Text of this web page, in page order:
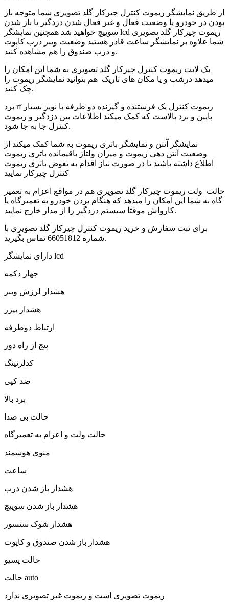
از طریق نمایشگر ریموت کنترل چیرکار گلد تصویری شما متوجه باز
بودن در خودرو یا وضعیت فعال و غیر فعال شدن دزدگیر یا باز شدن
سوییچ خواهید شد همچنین نمایشگر lcd ریموت چیرکار گلد تصویری
شما علاوه بر نمایشگر ساعت قادر هستید وضعیت ویبر درب کاپوت
و درب صندوق را هم مشاهده کنید.
بک لایت ریموت کنترل چیرکار گلد تصویری به شما این امکان را
میدهد درشب و یا مکان های تاریک هم بتوانید نمایشگر ریموت را
چک کنید.
برد rf ریموت کنترل یک فرستنده و گیرنده دو طرفه با نویز بسیار
پایین و برد بالاست که کمک میکند اطلاعات بین دزدگیر و ریموت
کنترل جا به جا شود.
نمایشگر آنتن و نمایشگر باتری ریموت به شما کمک میکند از
وضعیت آنتن دهی ریموت و میزان ولتاژ باقیمانده باتری ریموت
اطلاع داشته باشید تا در صورت نیاز اقدام به تعوض باتری ریموت
کنترل چیرکار نمایید
حالت ولت ریموت چیرکار گلد تصویری هم در مواقع اعزام به تعمیر
گاه به شما این امکان را میدهد که هنگام بردن خودرو به تعمیرگاه یا
کارواش موقتا سیستم دزدگیر را از مدار خارج نمایید.
برای ثبت سفارش و خرید ریموت کنترل چیرکار گلد تصویری با
شماره 66051812 تماس بگیرید.
دارای نمایشگر lcd
چهار دکمه
هشدار لرزش ویبر
هشدار بیزر
ارتباط دوطرفه
پیج از راه دور
کدلرنینگ
ضد کپی
برد بالا
حالت بی صدا
حالت ولت و اعزام به تعمیرگاه
منوی هوشمند
ساعت
هشدار باز شدن درب
هشدار باز شدن سوییچ
هشدار شوک سنسور
هشدار باز شدن صندوق و کاپوت
حالت پسیو
حالت auto
ریموت تصویری است و ریموت غیر تصویری ندارد